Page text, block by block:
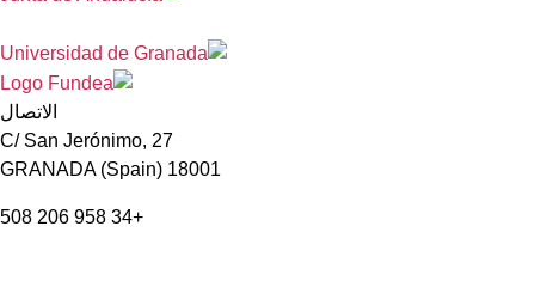
الاتصال
C/ San Jerónimo, 27
18001 GRANADA (Spain)